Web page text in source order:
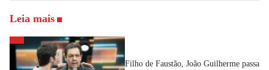
Leia mais
Filho de Faustão, João Guilherme passa